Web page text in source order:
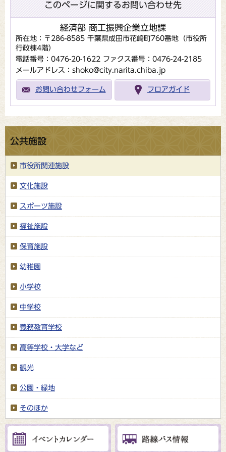
このページに関するお問い合わせ先
経済部 商工振興企業立地課
所在地：〒286-8585 千葉県成田市花崎町760番地（市役所
行政棟4階）
電話番号：0476-20-1622 ファクス番号：0476-24-2185
メールアドレス：shoko@city.narita.chiba.jp
お問い合わせフォーム フロアガイド
公共施設
市役所関連施設
文化施設
スポーツ施設
福祉施設
保育施設
幼稚園
小学校
中学校
義務教育学校
高等学校・大学など
観光
公園・緑地
そのほか